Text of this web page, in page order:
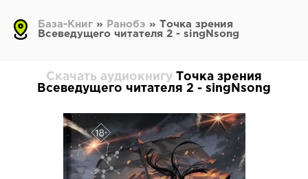
База-Книг » Ранобэ » Точка зрения
Всеведущего читателя 2 - singNsong
Скачать аудиокнигу Точка зрения
Всеведущего читателя 2 - singNsong